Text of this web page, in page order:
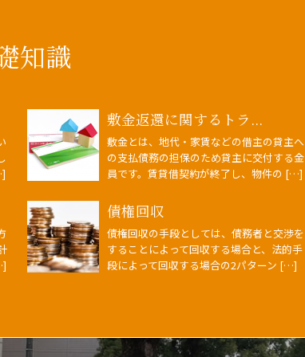
知識
敷金返還に関するトラ...
敷金とは、地代・家賃などの借主の貸主へ
の支払債務の担保のため貸主に交付する金
員です。賃貸借契約が終了し、物件の […]
債権回収
債権回収の手段としては、債務者と交渉を
することによって回収する場合と、法的手
段によって回収する場合の2パターン […]